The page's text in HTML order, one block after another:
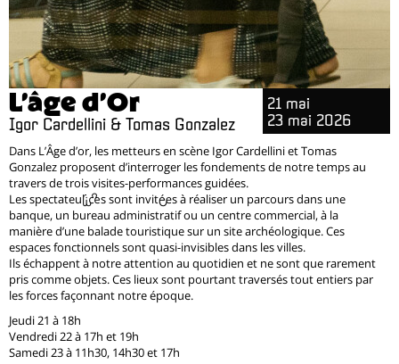
L’âge d’Or
Igor Cardellini & Tomas Gonzalez
21 mai
23 mai 2026
Dans L’Âge d’or, les metteurs en scène Igor Cardellini et Tomas
Gonzalez proposent d’interroger les fondements de notre temps au
travers de trois visites-performances guidées.
Les spectateur·ices sont invité·es à réaliser un parcours dans une
banque, un bureau administratif ou un centre commercial, à la
manière d’une balade touristique sur un site archéologique. Ces
espaces fonctionnels sont quasi-invisibles dans les villes.
Ils échappent à notre attention au quotidien et ne sont que rarement
pris comme objets. Ces lieux sont pourtant traversés tout entiers par
les forces façonnant notre époque.
Jeudi 21 à 18h
Vendredi 22 à 17h et 19h
Samedi 23 à 11h30, 14h30 et 17h